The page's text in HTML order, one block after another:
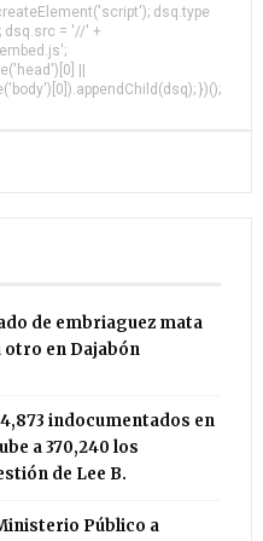
dsq.type
dsq.src = '//' +
||
})();
de embriaguez mata
otro en Dajabón
indocumentados en
a 370,240 los
de Lee B.
Público a